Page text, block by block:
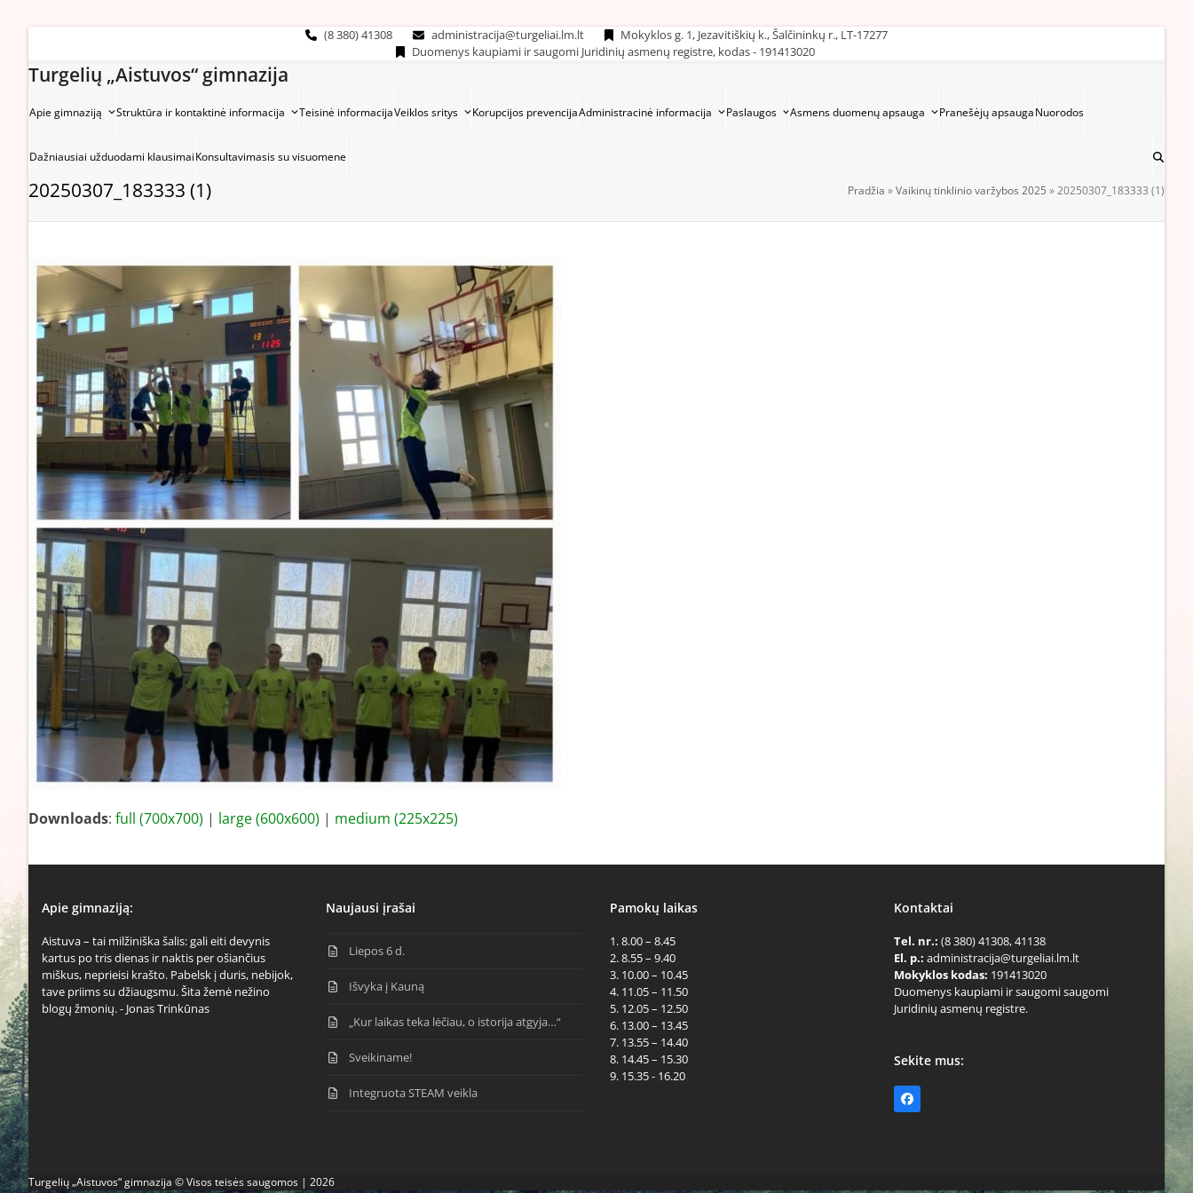
(8 380) 41308 administracija@turgeliai.lm.lt
Mokyklos g. 1, Jezavitiškių k., Šalčininkų r., LT-17277
Duomenys kaupiami ir saugomi Juridinių asmenų registre, kodas - 191413020
Turgelių „Aistuvos“ gimnazija
Apie gimnaziją Struktūra ir kontaktinė informacija Teisinė informacijaVeiklos sritys Korupcijos prevencijaAdministracinė informacija Paslaugos Asmens duomenų apsauga Pranešėjų apsaugaNuorodos
Dažniausiai užduodami klausimaiKonsultavimasis su visuomene
20250307_183333 (1) Pradžia »Vaikinų tinklinio varžybos 2025 »20250307_183333 (1)
Downloads: full (700x700) | large (600x600) | medium (225x225)
Apie gimnaziją:
Aistuva – tai milžiniška šalis: gali eiti devynis
kartus po tris dienas ir naktis per ošiančius
miškus, neprieisi krašto. Pabelsk į duris, nebijok,
tave priims su džiaugsmu. Šita žemė nežino
blogų žmonių. - Jonas Trinkūnas
Naujausi įrašai
Liepos 6 d.
Išvyka į Kauną
„Kur laikas teka lėčiau, o istorija atgyja…“
Sveikiname!
Integruota STEAM veikla
Pamokų laikas
1. 8.00 – 8.45
2. 8.55 – 9.40
3. 10.00 – 10.45
4. 11.05 – 11.50
5. 12.05 – 12.50
6. 13.00 – 13.45
7. 13.55 – 14.40
8. 14.45 – 15.30
9. 15.35 - 16.20
Kontaktai
Tel. nr.: (8 380) 41308, 41138
El. p.: administracija@turgeliai.lm.lt
Mokyklos kodas: 191413020
Duomenys kaupiami ir saugomi saugomi
Juridinių asmenų registre.
Sekite mus:
Facebook
Turgelių „Aistuvos“ gimnazija © Visos teisės saugomos | 2026